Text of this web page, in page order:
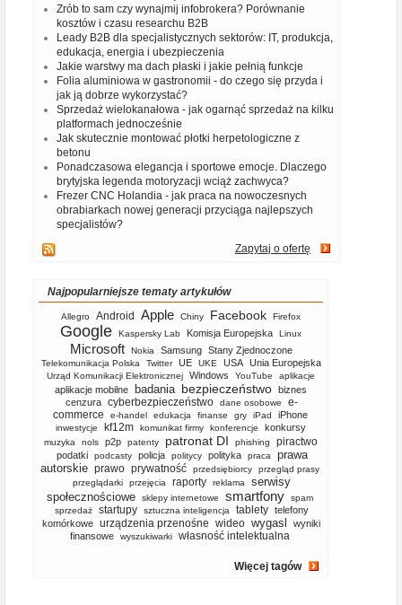
Zrób to sam czy wynajmij infobrokera? Porównanie
kosztów i czasu researchu B2B
Leady B2B dla specjalistycznych sektorów: IT, produkcja,
edukacja, energia i ubezpieczenia
Jakie warstwy ma dach płaski i jakie pełnią funkcje
Folia aluminiowa w gastronomii - do czego się przyda i
jak ją dobrze wykorzystać?
Sprzedaż wielokanałowa - jak ogarnąć sprzedaż na kilku
platformach jednocześnie
Jak skutecznie montować płotki herpetologiczne z
betonu
Ponadczasowa elegancja i sportowe emocje. Dlaczego
brytyjska legenda motoryzacji wciąż zachwyca?
Frezer CNC Holandia - jak praca na nowoczesnych
obrabiarkach nowej generacji przyciąga najlepszych
specjalistów?
Zapytaj o ofertę
Najpopularniejsze tematy artykułów
Allegro Android Apple Chiny Facebook Firefox
Google Kaspersky Lab Komisja Europejska Linux
Microsoft Nokia Samsung Stany Zjednoczone
Telekomunikacja Polska Twitter UE UKE USA Unia Europejska
Urząd Komunikacji Elektronicznej Windows YouTube aplikacje
aplikacje mobilne badania bezpieczeństwo biznes
cenzura cyberbezpieczeństwo dane osobowe
e-
commerce
e-handel edukacja finanse gry iPad iPhone
inwestycje kf12m komunikat firmy konferencje konkursy
muzyka nols p2p patenty patronat DI phishing piractwo
podatki podcasty policja politycy polityka praca
prawa
autorskie prawo prywatność przedsiębiorcy
przegląd prasy
przeglądarki
przejęcia raporty reklama
serwisy
społecznościowe
sklepy internetowe smartfony
spam
sprzedaż
startupy sztuczna inteligencja tablety telefony
komórkowe
urządzenia przenośne wideo wygasl
wyniki
finansowe
wyszukiwarki własność intelektualna
Więcej tagów